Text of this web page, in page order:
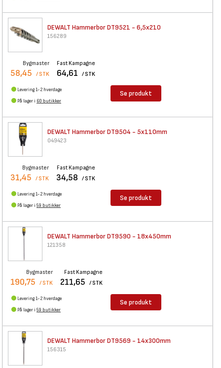
DEWALT Hammerbor DT9521 - 6,5x210
156289
Bygmaster
58,45 / STK
Fast Kampagne
64,61 / STK
Levering 1-2 hverdage
På lager i 60 butikker
Se produkt
DEWALT Hammerbor DT9504 - 5x110mm
049423
Bygmaster
31,45 / STK
Fast Kampagne
34,58 / STK
Levering 1-2 hverdage
På lager i 59 butikker
Se produkt
DEWALT Hammerbor DT9590 - 18x450mm
121358
Bygmaster
190,75 / STK
Fast Kampagne
211,65 / STK
Levering 1-2 hverdage
På lager i 59 butikker
Se produkt
DEWALT Hammerbor DT9569 - 14x300mm
156315